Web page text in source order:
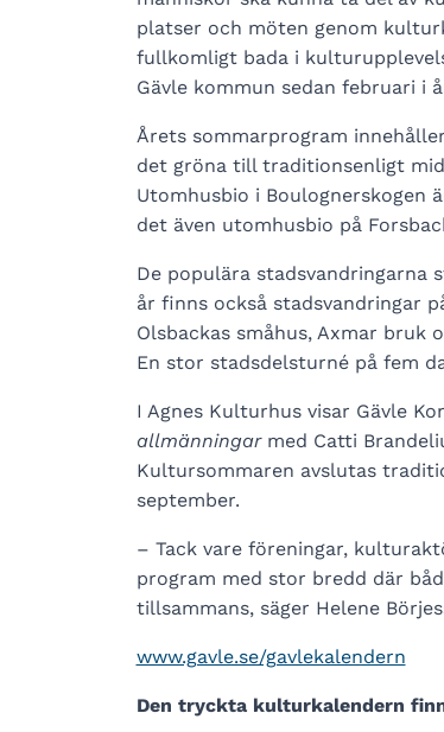
platser och möten genom
fullkomligt bada i
Gävle kommun sedan februari i
Årets sommarprogram
det gröna till traditionsenligt
Utomhusbio i Boulognerskogen
det även utomhusbio på
De populära stadsvandringarna
år finns också stadsvandringar
Olsbackas småhus, Axmar bruk
En stor stadsdelsturné på fem
I Agnes Kulturhus visar Gävle
allmänningarmed Catti
Kultursommaren avslutas
september.
– Tack vare föreningar,
program med stor bredd där
tillsammans, säger Helene
www.gavle.se/gavlekalendern
Den tryckta kulturkalendern